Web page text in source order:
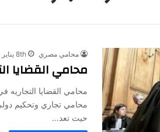
محامي مصري 8th يناير 2022
محامي القضايا
محامي القضايا
محامي تجاري وتحكيم
حيث تعد…